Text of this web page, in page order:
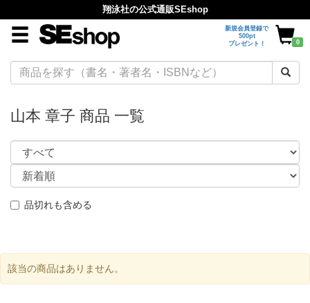
翔泳社の公式通販SEshop
新規会員登録で
500pt
プレゼント！
0
山本 章子 商品 一覧
品切れも含める
該当の商品はありません。